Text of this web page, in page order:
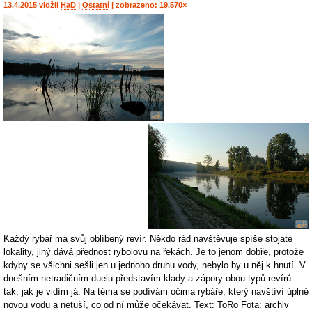
13.4.2015 vložil HaD Ostatní | zobrazeno: 19.570×
Každý rybář má svůj oblíbený revír. Někdo rád navštěvuje spíše stojaté
lokality, jiný dává přednost rybolovu na řekách. Je to jenom dobře, protože
kdyby se všichni sešli jen u jednoho druhu vody, nebylo by u něj k hnutí. V
dnešním netradičním duelu představím klady a zápory obou typů revírů
tak, jak je vidím já. Na téma se podívám očima rybáře, který navštíví úplně
novou vodu a netuší, co od ní může očekávat. Text: ToRo Fota: archiv